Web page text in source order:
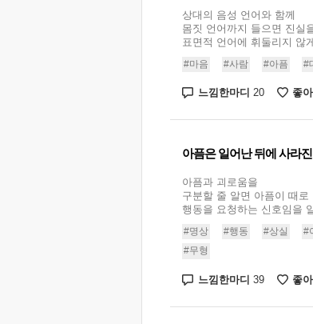
상대의 음성 언어와 함께
몸짓 언어까지 들으면 진실
표면적 언어에 휘둘리지 않
#마음 #사람 #아픔 #
느낌한마디 20 좋
아픔은 일어난 뒤에 사라
아픔과 괴로움을
구분할 줄 알면 아픔이 때로
행동을 요청하는 신호임을
#명상 #행동 #상실 #
#무형
느낌한마디 39 좋